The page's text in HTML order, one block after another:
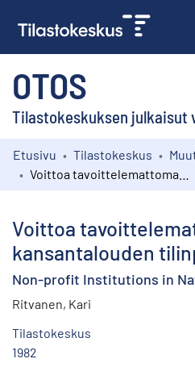
OTOS
Tilastokeskuksen julkaisut
Kokoelmat
Etusivu Tilastokeskus
Voittoa
kansantalouden
Non-profit Institutions in
Ritvanen, Kari
Tilastokeskus
1982